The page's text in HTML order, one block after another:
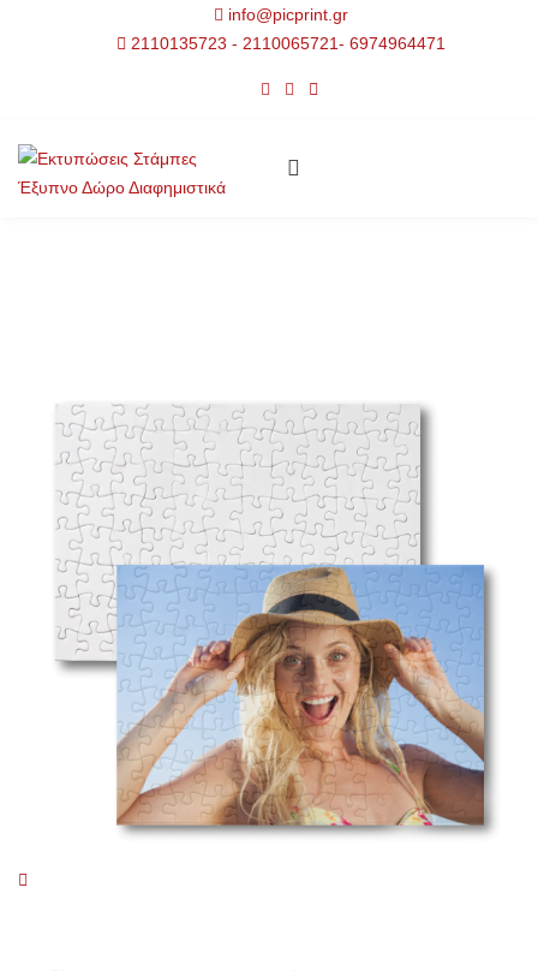
info@picprint.gr
2110135723 - 2110065721- 6974964471